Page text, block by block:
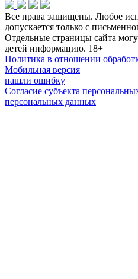
Все права защищены. Любое
допускается только с
Отдельные страницы сайта
детей информацию. 18+
Политика в отношении
Мобильная версия
нашли ошибку
Согласие субъекта
персональных данных